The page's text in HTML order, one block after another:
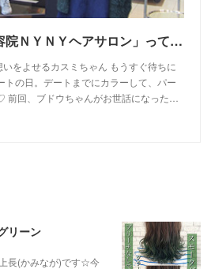
姫路・加古川「美容院ＮＹＮＹヘアサロン」って入りにくい！？実際に４店に行ってきた感想！お得なクーポンゲットしたよ【姫路の種宣伝部】
をよせるカスミちゃん もうすぐ待ちに
トの日。デートまでにカラーして、パー
前回、ブドウちゃんがお世話になった…
リーン
長(かみなが)です☆今